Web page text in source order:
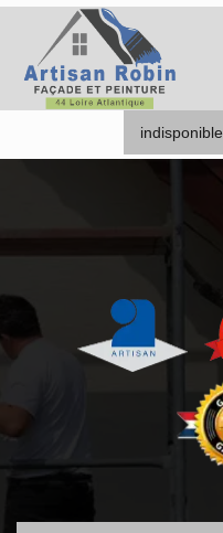
indisponible